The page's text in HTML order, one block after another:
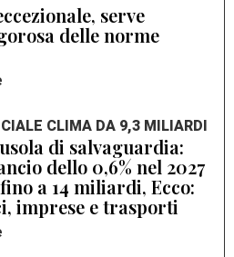
serve
delle norme
CLIMA DA 9,3 MILIARDI
di salvaguardia:
dello 0,6% nel 2027
a 14 miliardi, Ecco:
imprese e trasporti